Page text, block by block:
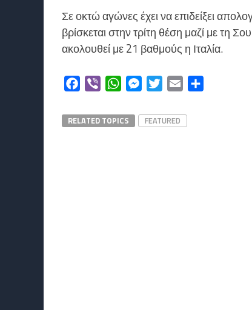
Σε οκτώ αγώνες έχει να επιδείξει
βρίσκεται στην τρίτη θέση μαζί με τη
ακολουθεί με 21 βαθμούς η Ιταλία.
Facebook
Viber WhatsAppMessengerTwitterEmail
RELATED TOPICS FEATURED